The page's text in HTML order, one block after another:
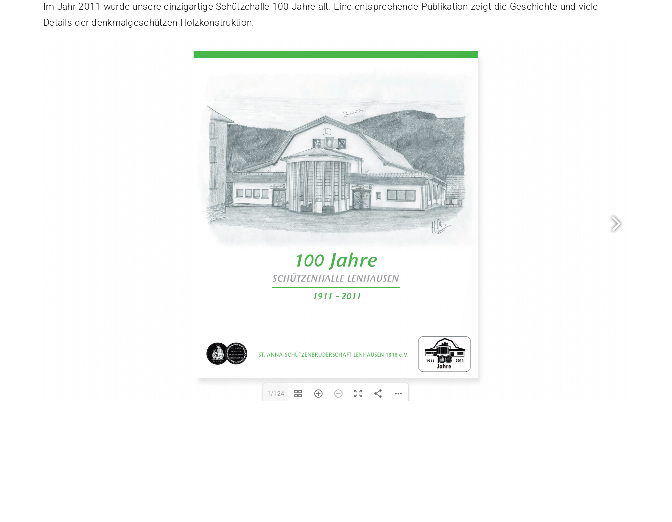
Im Jahr 2011 wurde unsere einzigartige Schützehalle 100 Jahre alt. Eine entsprechende Publikation zeigt die Geschichte und viele
Details der denkmalgeschützen Holzkonstruktion.
1/124